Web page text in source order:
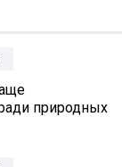
природных